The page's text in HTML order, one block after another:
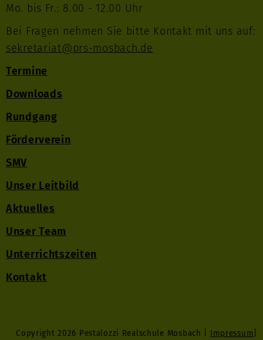
Mo. bis Fr.: 8.00 - 12.00 Uhr
Bei Fragen nehmen Sie bitte Kontakt mit uns auf:
sekretariat@prs-mosbach.de
Termine
Downloads
Rundgang
Förderverein
SMV
Unser Leitbild
Aktuelles
Unser Team
Unterrichtszeiten
Kontakt
Copyright 2026 Pestalozzi Realschule Mosbach | Impressum